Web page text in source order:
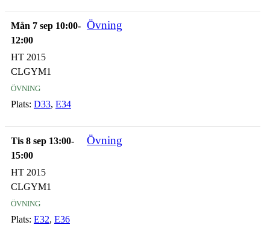
Mån 7 sep 10:00-
12:00
Övning
HT 2015
CLGYM1
övning
Plats: D33, E34
Tis 8 sep 13:00-
15:00
Övning
HT 2015
CLGYM1
övning
Plats: E32, E36